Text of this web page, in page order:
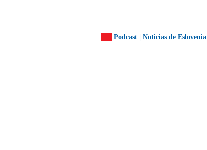
Podcast | Noticias de Eslovenia